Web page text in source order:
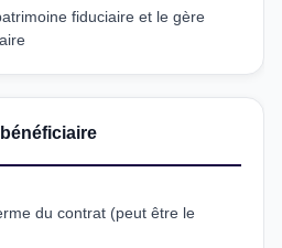
fiduciaire et le gère
bénéficiaire
du contrat (peut être le